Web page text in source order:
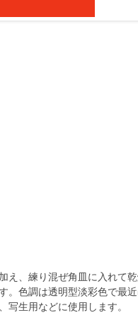
え、練り混ぜ角皿に入れて
。色調は透明型淡彩色で最
生用などに使用します。